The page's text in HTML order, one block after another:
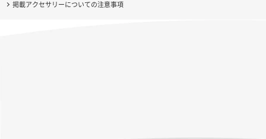
掲載アクセサリーについての注意事項